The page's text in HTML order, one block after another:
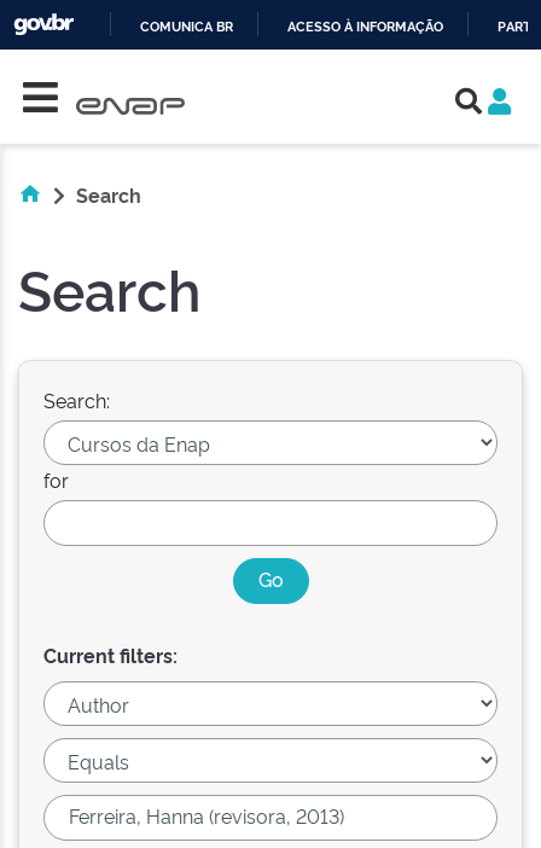
COMUNICA BR ACESSO À INFORMAÇÃO
Search
Search
Search:
for
Current filters: